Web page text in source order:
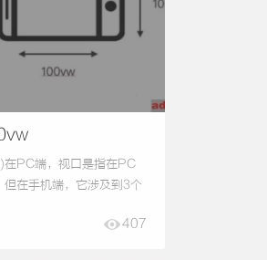
PC端，视口是指在PC
在手机端，它涉及到3个
口），IdealViewport视口
407